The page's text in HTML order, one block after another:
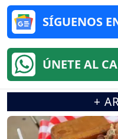
SÍGUENOS
ÚNETE AL
+